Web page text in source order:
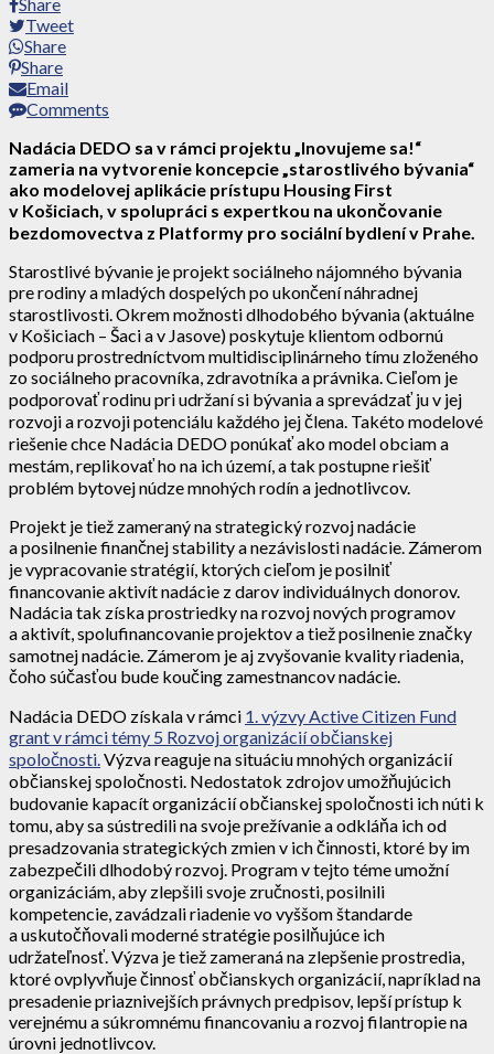
Tweet
Share
Share
Email
Comments
Nadácia DEDO sa v rámci projektu „Inovujeme sa!“
zameria na vytvorenie koncepcie „starostlivého bývania“
ako modelovej aplikácie prístupu Housing First
v Košiciach, v spolupráci s expertkou na ukončovanie
bezdomovectva z Platformy pro sociální bydlení v Prahe.
Starostlivé bývanie je projekt sociálneho nájomného bývania
pre rodiny a mladých dospelých po ukončení náhradnej
starostlivosti. Okrem možnosti dlhodobého bývania (aktuálne
v Košiciach – Šaci a v Jasove) poskytuje klientom odbornú
podporu prostredníctvom multidisciplinárneho tímu zloženého
zo sociálneho pracovníka, zdravotníka a právnika. Cieľom je
podporovať rodinu pri udržaní si bývania a sprevádzať ju v jej
rozvoji a rozvoji potenciálu každého jej člena. Takéto modelové
riešenie chce Nadácia DEDO ponúkať ako model obciam a
mestám, replikovať ho na ich území, a tak postupne riešiť
problém bytovej núdze mnohých rodín a jednotlivcov.
Projekt je tiež zameraný na strategický rozvoj nadácie
a posilnenie finančnej stability a nezávislosti nadácie. Zámerom
je vypracovanie stratégií, ktorých cieľom je posilniť
financovanie aktivít nadácie z darov individuálnych donorov.
Nadácia tak získa prostriedky na rozvoj nových programov
a aktivít, spolufinancovanie projektov a tiež posilnenie značky
samotnej nadácie. Zámerom je aj zvyšovanie kvality riadenia,
čoho súčasťou bude koučing zamestnancov nadácie.
Nadácia DEDO získala v rámci 1. výzvy Active Citizen Fund
grant v rámci témy 5 Rozvoj organizácií občianskej
spoločnosti. Výzva reaguje na situáciu mnohých organizácií
občianskej spoločnosti. Nedostatok zdrojov umožňujúcich
budovanie kapacít organizácií občianskej spoločnosti ich núti k
tomu, aby sa sústredili na svoje prežívanie a odkláňa ich od
presadzovania strategických zmien v ich činnosti, ktoré by im
zabezpečili dlhodobý rozvoj. Program v tejto téme umožní
organizáciám, aby zlepšili svoje zručnosti, posilnili
kompetencie, zavádzali riadenie vo vyššom štandarde
a uskutočňovali moderné stratégie posilňujúce ich
udržateľnosť. Výzva je tiež zameraná na zlepšenie prostredia,
ktoré ovplyvňuje činnosť občianskych organizácií, napríklad na
presadenie priaznivejších právnych predpisov, lepší prístup k
verejnému a súkromnému financovaniu a rozvoj filantropie na
úrovni jednotlivcov.